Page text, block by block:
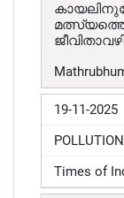
19-11-2025
Times of